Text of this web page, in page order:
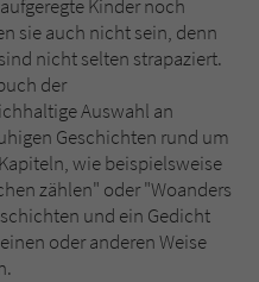
Kinder noch
sie auch nicht sein, denn
nicht selten strapaziert.
der
Auswahl an
Geschichten rund um
wie beispielsweise
zählen" oder "Woanders
und ein Gedicht
oder anderen Weise